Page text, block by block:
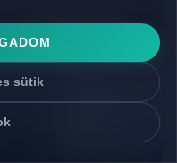
belföldön
sütik